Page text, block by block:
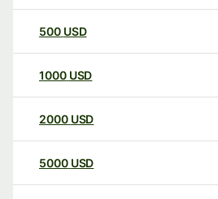
500 USD
1000 USD
2000 USD
5000 USD